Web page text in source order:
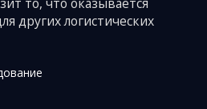
других логистических